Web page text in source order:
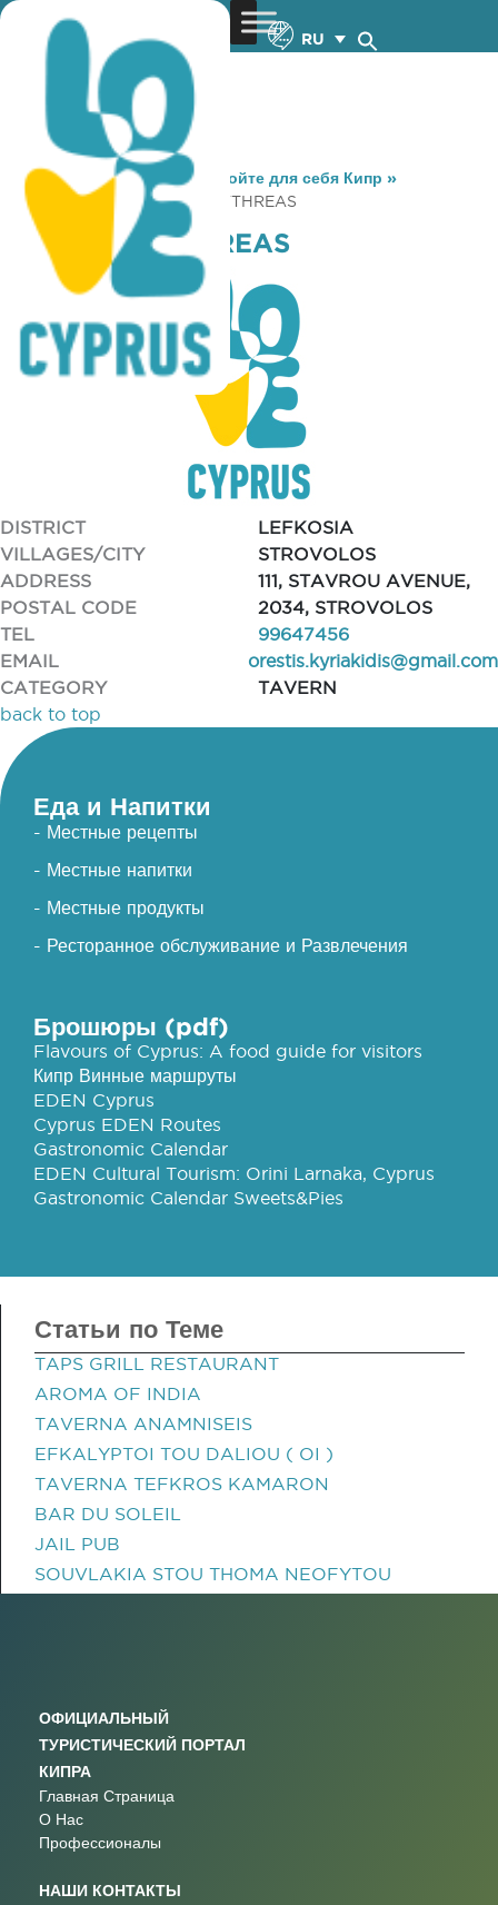
RU
You are here: Home »Откройте для себя Кипр »
Gastronomy
» P. A. O. K. KYTHREAS
P. A. O. K. KYTHREAS
DISTRICT
LEFKOSIA
VILLAGES/CITY
STROVOLOS
ADDRESS
111, STAVROU AVENUE,
POSTAL CODE
2034, STROVOLOS
TEL
99647456
EMAIL
orestis.kyriakidis@gmail.com
CATEGORY
TAVERN
back to top
Еда и Напитки
- Местные рецепты
- Местные напитки
- Местные продукты
- Ресторанное обслуживание и Развлечения
Брошюры (pdf)
Flavours of Cyprus: A food guide for visitors
Кипр Винные маршруты
EDEN Cyprus
Cyprus EDEN Routes
Gastronomic Calendar
EDEN Cultural Tourism: Orini Larnaka, Cyprus
Gastronomic Calendar Sweets&Pies
Статьи по Теме
TAPS GRILL RESTAURANT
AROMA OF INDIA
TAVERNA ANAMNISEIS
EFKALYPTOI TOU DALIOU ( OI )
TAVERNA TEFKROS KAMARON
BAR DU SOLEIL
JAIL PUB
SOUVLAKIA STOU THOMA NEOFYTOU
ОФИЦИАЛЬНЫЙ
ТУРИСТИЧЕСКИЙ ПОРТАЛ
КИПРА
Главная Страница
О Нас
Профессионалы
НАШИ КОНТАКТЫ